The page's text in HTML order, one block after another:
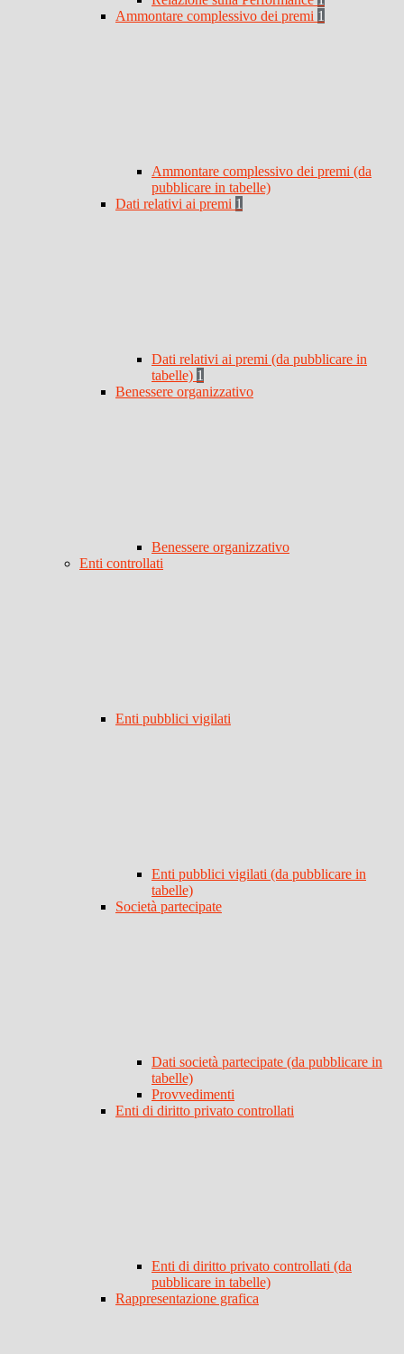
Ammontare complessivo dei premi 1
Ammontare complessivo dei premi (da
pubblicare in tabelle)
Dati relativi ai premi 1
Dati relativi ai premi (da pubblicare in
tabelle) 1
Benessere organizzativo
Benessere organizzativo
Enti controllati
Enti pubblici vigilati
Enti pubblici vigilati (da pubblicare in
tabelle)
Società partecipate
Dati società partecipate (da pubblicare in
tabelle)
Provvedimenti
Enti di diritto privato controllati
Enti di diritto privato controllati (da
pubblicare in tabelle)
Rappresentazione grafica